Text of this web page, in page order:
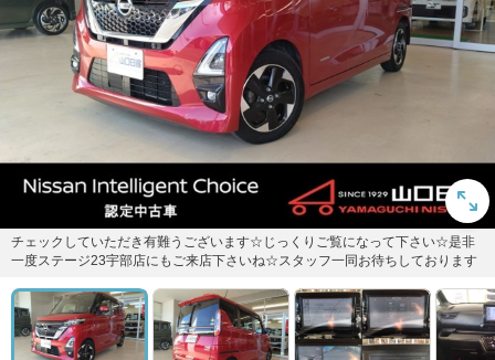
チェックしていただき有難うございます☆じっくりご覧になって下さい☆是非
一度ステージ23宇部店にもご来店下さいね☆スタッフ一同お待ちしております